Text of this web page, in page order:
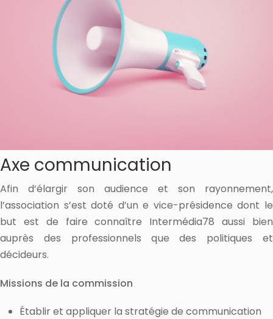
Axe communication
Afin d‘élargir son audience et son rayonnement,
l’association s’est doté d’un e vice-présidence dont le
but est de faire connaître Intermédia78 aussi bien
auprès des professionnels que des politiques et
décideurs.
Missions de la commission
Établir et appliquer la stratégie de communication